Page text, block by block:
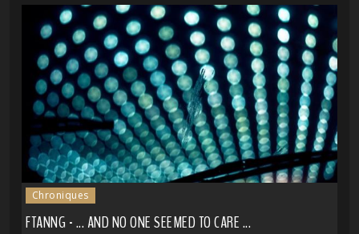
Chroniques
FTANNG - ... AND NO ONE SEEMED TO CARE ...